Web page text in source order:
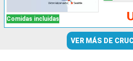
Comidas incluidas
VER MÁS DE